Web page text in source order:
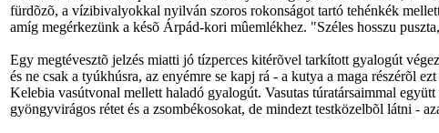
fürdõzõ, a vízibivalyokkal nyilván szoros rokonságot tartó tehénkék
amíg megérkezünk a késõ Árpád-kori mûemlékhez. "Széles hosszu
Egy megtévesztõ jelzés miatti jó tízperces kitérõvel tarkított gyalogút
és ne csak a tyúkhúsra, az enyémre se kapj rá - a kutya a maga részérõl
Kelebia vasútvonal mellett haladó gyalogút. Vasutas túratársaimmal
gyöngyvirágos rétet és a zsombékosokat, de mindezt testközelbõl látni -